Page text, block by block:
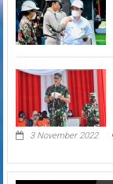
3 November 2022